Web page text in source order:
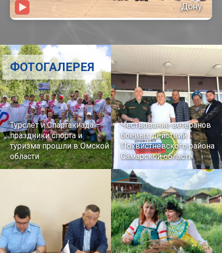
Дону
Турслет и Спартакиада –
праздники спорта и
туризма прошли в Омской
области
Чествование ветеранов
боевых действий
Похвистневского района
Самарской области
ФОТОГАЛЕРЕЯ